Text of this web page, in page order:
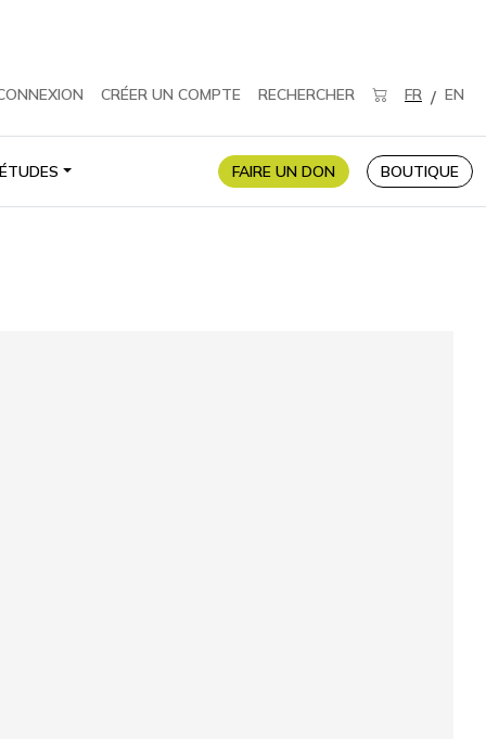
CRÉER UN COMPTE RECHERCHER FR / EN
ÉTUDES FAIRE UN DON BOUTIQUE